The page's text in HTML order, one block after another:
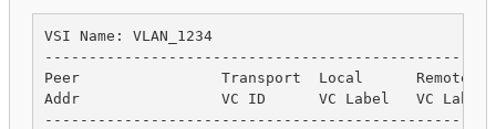
VSI Name: VLAN_1234
Peer                Transport  Local      Remote
Addr                VC ID      VC Label   VC Label